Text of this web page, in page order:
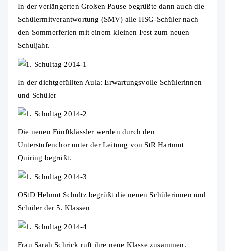
In der verlängerten Großen Pause begrüßte dann auch die
Schülermitverantwortung (SMV) alle HSG-Schüler nach
den Sommerferien mit einem kleinen Fest zum neuen
Schuljahr.
In der dichtgefüllten Aula: Erwartungsvolle Schülerinnen
und Schüler
Die neuen Fünftklässler werden durch den
Unterstufenchor unter der Leitung von StR Hartmut
Quiring begrüßt.
OStD Helmut Schultz begrüßt die neuen Schülerinnen und
Schüler der 5. Klassen
Frau Sarah Schrick ruft ihre neue Klasse zusammen.